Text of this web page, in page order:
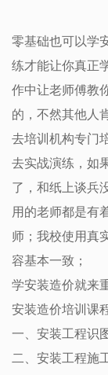
零基础也可以学
练才能让你真正
作中让老师傅教
的，不然其他人
去培训机构专门
去实战演练，如
了，和纸上谈兵
用的老师都是有
师；我校使用真
容基本一致；
学安装造价就来
安装造价培训课
一、安装工程识
二、安装工程施